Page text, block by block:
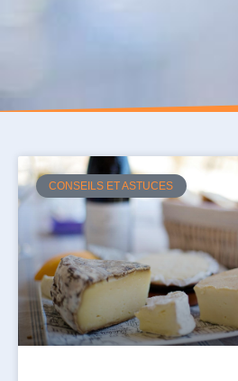
CONSEILS ET ASTUCES